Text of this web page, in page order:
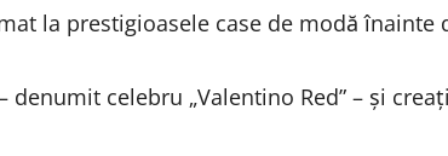
la prestigioasele case de modă înainte
denumit celebru „Valentino Red” – și